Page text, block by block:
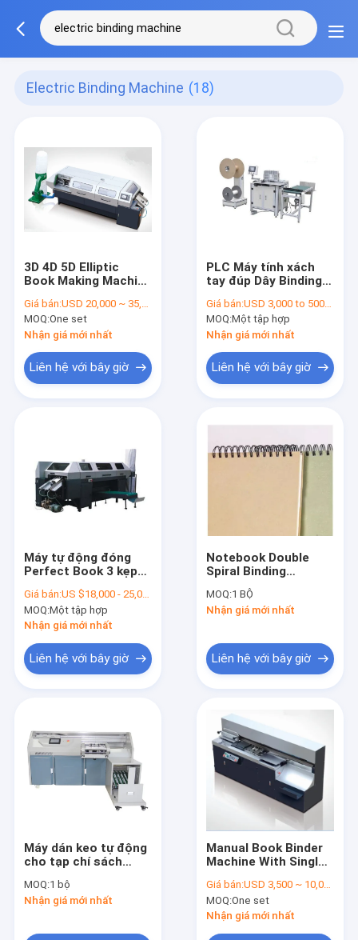
Electric Binding Machine (18)
3D 4D 5D Elliptic
Book Making Machine
Electric Binding
Machine
Giá bán:USD 20,000 ~ 35,000 per set
MOQ:One set
Nhận giá mới nhất
Liên hệ với bây giờ
PLC Máy tính xách
tay đúp Dây Binding
đóng sách
Giá bán:USD 3,000 to 5000 per set
MOQ:Một tập hợp
Nhận giá mới nhất
Liên hệ với bây giờ
Máy tự động đóng
Perfect Book 3 kẹp
nước
Giá bán:US $18,000 - 25,000 / Set
MOQ:Một tập hợp
Nhận giá mới nhất
Liên hệ với bây giờ
Notebook Double
Spiral Binding
Machine Heavy Duty
Electric Semi
Automatic
MOQ:1 BỘ
Nhận giá mới nhất
Liên hệ với bây giờ
Máy dán keo tự động
cho tạp chí sách
380mm
MOQ:1 bộ
Nhận giá mới nhất
Manual Book Binder
Machine With Single
Equipment
Giá bán:USD 3,500 ~ 10,000 USD
MOQ:One set
Nhận giá mới nhất